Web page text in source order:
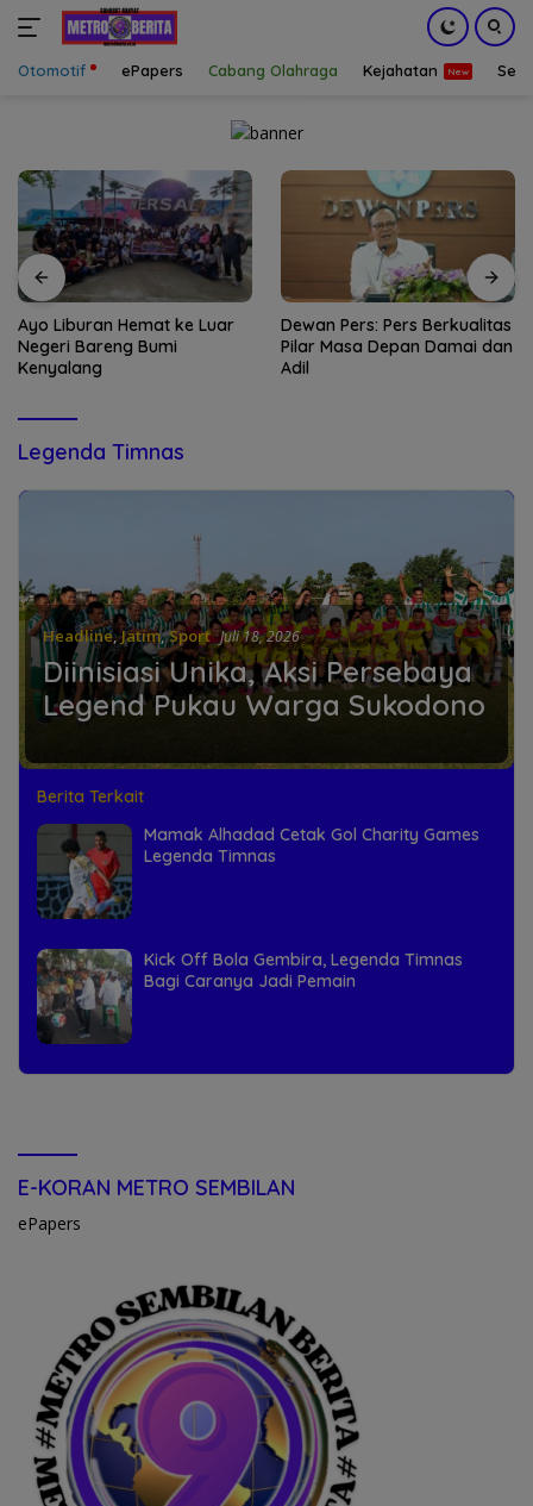
Otomotif ePapers Cabang Olahraga Kejahatan
Dewan Pers: Pers Berkualitas
Pilar Masa Depan Damai dan
Adil
Alhamdulillah Kahfi deRossi
Tiba di Tanah Air Jumat
Dinihari WIB
Legenda Timnas
Headline,Jatim,Sport Juli 18, 2026
Diinisiasi Unika, Aksi Persebaya
Legend Pukau Warga Sukodono
Berita Terkait
Mamak Alhadad Cetak Gol Charity Games
Legenda Timnas
Kick Off Bola Gembira, Legenda Timnas
Bagi Caranya Jadi Pemain
E-KORAN METRO SEMBILAN
ePapers